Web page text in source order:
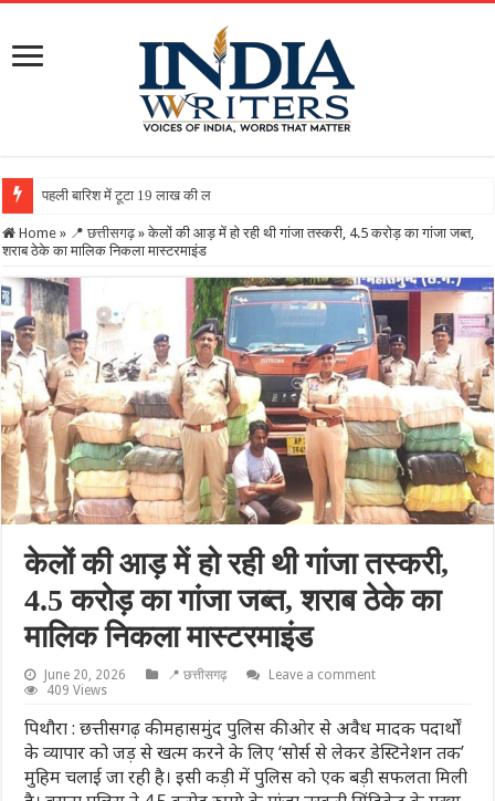
पहली बारिश में टूटा 19 लाख की लागत से बना रिटर्निंग वॉल, ग्राम
Home » 📍 छत्तीसगढ़ » केलों की आड़ में हो रही थी गांजा तस्करी, 4.5 करोड़ का गांजा जब्त,
शराब ठेके का मालिक निकला मास्टरमाइंड
केलों की आड़ में हो रही थी गांजा तस्करी,
4.5 करोड़ का गांजा जब्त, शराब ठेके का
मालिक निकला मास्टरमाइंड
June 20, 2026 📍 छत्तीसगढ़
Leave a comment
409 Views
पिथौरा : छत्तीसगढ़ की महासमुंद पुलिस की ओर से अवैध मादक पदार्थों
के व्यापार को जड़ से खत्म करने के लिए ‘सोर्स से लेकर डेस्टिनेशन तक’
मुहिम चलाई जा रही है। इसी कड़ी में पुलिस को एक बड़ी सफलता मिली